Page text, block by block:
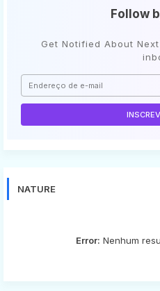
Follow
Get Notified About
NATURE
Error: Nenhum